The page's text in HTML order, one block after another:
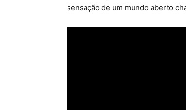
sensação de um mundo aberto